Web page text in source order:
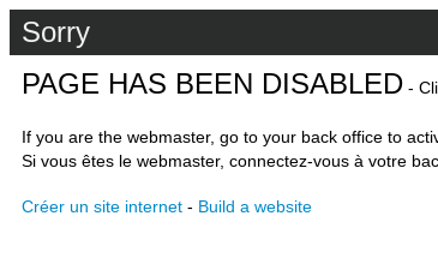
Sorry
PAGE HAS BEEN DISABLED -
If you are the webmaster, go to your back office to
Si vous êtes le webmaster, connectez-vous à votre
Créer un site internet - Build a website